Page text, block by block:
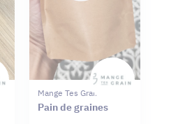
Mange Tes Graines
Pain de graines